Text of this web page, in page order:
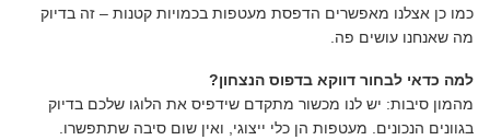
כמו כן אצלנו מאפשרים הדפסת מעטפות בכמויות קטנות – זה בדיוק
מה שאנחנו עושים פה.
למה כדאי לבחור דווקא בדפוס הנצחון?
מהמון סיבות: יש לנו מכשור מתקדם שידפיס את הלוגו שלכם בדיוק
בגוונים הנכונים. מעטפות הן כלי ייצוגי, ואין שום סיבה שתתפשרו.